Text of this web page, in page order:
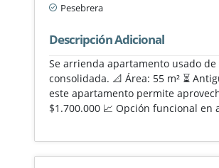
Pesebrera
Descripción Adicional
Se arrienda apartamento usado
consolidada. 📐 Área: 55 m² ⏳
este apartamento permite
$1.700.000 📈 Opción funcional